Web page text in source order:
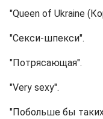
"Queen of Ukraine
"Секси-шпекси".
"Потрясающая".
"Very sexy".
"Побольше бы